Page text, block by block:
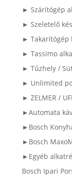
► Szárítógép
► Szeletelő
► Takarítógép
► Tassimo
► Tűzhely /
► Unlimited
► ZELMER /
►Automata
►Bosch
►Bosch
►Egyéb
Bosch Ipari